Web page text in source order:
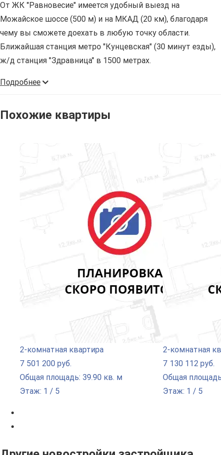
От ЖК "Равновесие" имеется удобный выезд на
Можайское шоссе (500 м) и на МКАД (20 км), благодаря
чему вы сможете доехать в любую точку области.
Ближайшая станция метро "Кунцевская" (30 минут езды),
ж/д станция "Здравница" в 1500 метрах.
Подробнее
Похожие квартиры
2-комнатная квартира
7 501 200 руб.
Общая площадь: 39.90 кв. м
Этаж: 1 / 5
2-комнатная
7 130 112 руб.
Общая
Этаж: 1 / 5